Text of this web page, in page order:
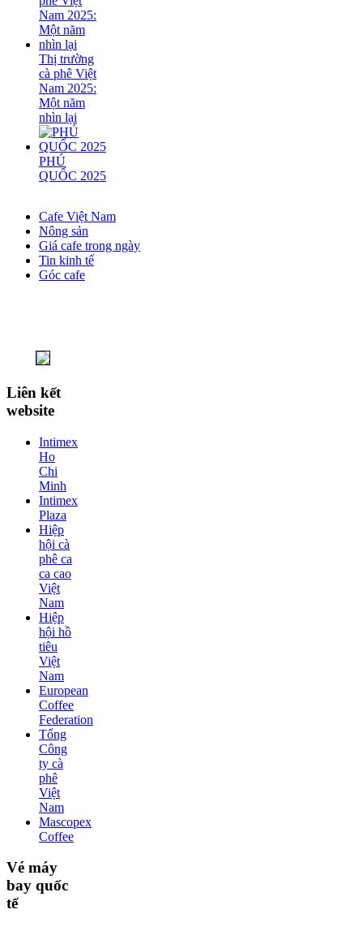
Thị trường
cà phê Việt
Nam 2025:
Một năm
nhìn lại
PHÚ
QUỐC 2025
Cafe Việt Nam
Nông sản
Giá cafe trong ngày
Tin kinh tế
Góc cafe
Liên kết
website
Intimex
Ho
Chi
Minh
Intimex
Plaza
Hiệp
hội cà
phê ca
ca cao
Việt
Nam
Hiệp
hội hồ
tiêu
Việt
Nam
European
Coffee
Federation
Tổng
Công
ty cà
phê
Việt
Nam
Mascopex
Coffee
Vé máy
bay quốc
tế